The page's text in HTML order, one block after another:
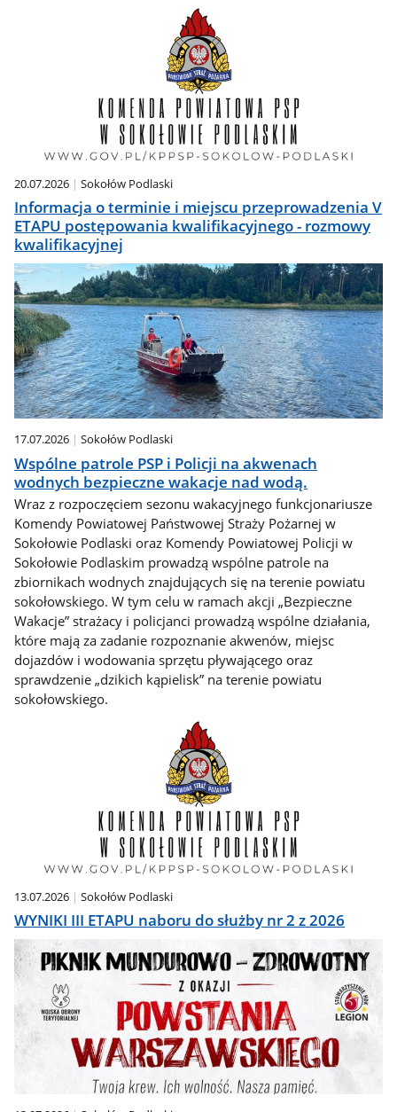
20.07.2026 Sokołów Podlaski
Informacja o terminie i miejscu przeprowadzenia V
ETAPU postępowania kwalifikacyjnego - rozmowy
kwalifikacyjnej
17.07.2026 Sokołów Podlaski
Wspólne patrole PSP i Policji na akwenach
wodnych bezpieczne wakacje nad wodą.
Wraz z rozpoczęciem sezonu wakacyjnego funkcjonariusze
Komendy Powiatowej Państwowej Straży Pożarnej w
Sokołowie Podlaski oraz Komendy Powiatowej Policji w
Sokołowie Podlaskim prowadzą wspólne patrole na
zbiornikach wodnych znajdujących się na terenie powiatu
sokołowskiego. W tym celu w ramach akcji „Bezpieczne
Wakacje” strażacy i policjanci prowadzą wspólne działania,
które mają za zadanie rozpoznanie akwenów, miejsc
dojazdów i wodowania sprzętu pływającego oraz
sprawdzenie „dzikich kąpielisk” na terenie powiatu
sokołowskiego.
13.07.2026 Sokołów Podlaski
WYNIKI III ETAPU naboru do służby nr 2 z 2026